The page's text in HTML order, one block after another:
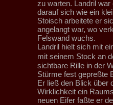
zu warten. Landril
darauf sich wie ein
Stoisch arbeitete er
angelangt war, wo
Felswand wuchs.
Landril hielt sich mit
mit seinem Stock an
sichtbare Rille in der
Stürme fest gepreßte
Er ließ den Blick über
Wirklichkeit ein
neuen Eifer faßte er